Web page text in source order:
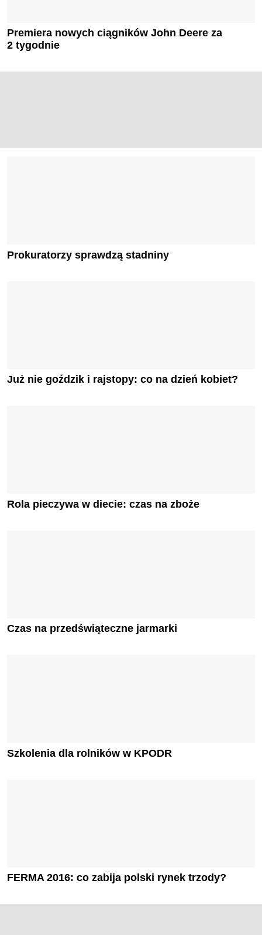
Premiera nowych ciągników John Deere za
2 tygodnie
Prokuratorzy sprawdzą stadniny
Już nie goździk i rajstopy: co na dzień kobiet?
Rola pieczywa w diecie: czas na zboże
Czas na przedświąteczne jarmarki
Szkolenia dla rolników w KPODR
FERMA 2016: co zabija polski rynek trzody?